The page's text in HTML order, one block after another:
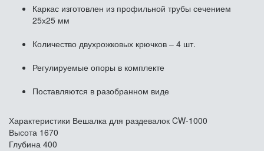
Каркас изготовлен из профильной трубы сечением
25х25 мм
Количество двухрожковых крючков – 4 шт.
Регулируемые опоры в комплекте
Поставляются в разобранном виде
Характеристики Вешалка для раздевалок CW-1000
Высота 1670
Глубина 400